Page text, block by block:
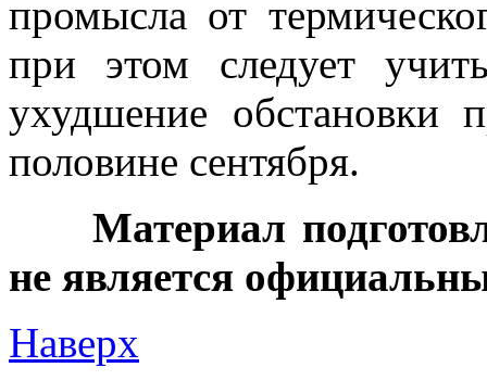
промысла от
при этом следует
ухудшение обстановки
половине сентября.
Материал
не является
Наверх